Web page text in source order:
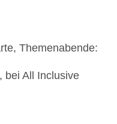
Themenabende:
bei All Inclusive